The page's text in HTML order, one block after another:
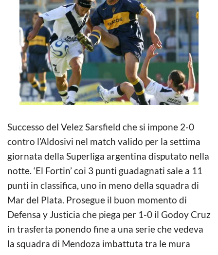
Successo del Velez Sarsfield che si impone 2-0
contro l’Aldosivi nel match valido per la settima
giornata della Superliga argentina disputato nella
notte. ‘El Fortin’ coi 3 punti guadagnati sale a 11
punti in classifica, uno in meno della squadra di
Mar del Plata. Prosegue il buon momento di
Defensa y Justicia che piega per 1-0 il Godoy Cruz
in trasferta ponendo fine a una serie che vedeva
la squadra di Mendoza imbattuta tra le mura